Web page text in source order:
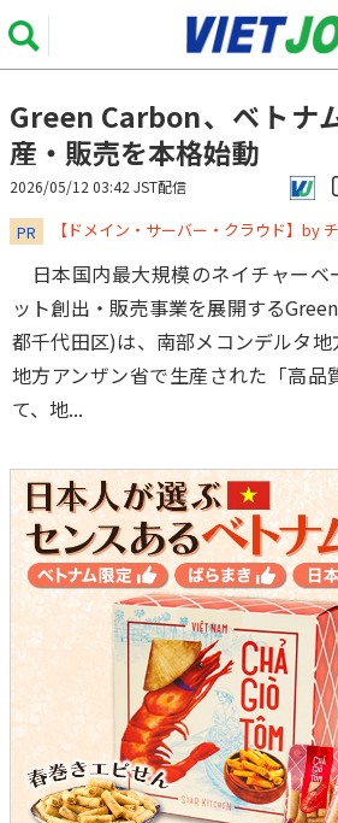
Green Carbon、ベトナ
産・販売を本格始動
2026/05/12 03:42 JST配信
PR 【ドメイン・サーバー・クラウド】by
日本国内最大規模のネイチャーベ
ット創出・販売事業を展開する
都千代田区)は、南部メコンデルタ
地方アンザン省で生産された「高品
て、地...